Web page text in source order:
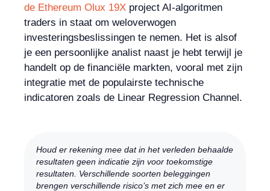
de Ethereum Olux 19X project AI-algoritmen
traders in staat om weloverwogen
investeringsbeslissingen te nemen. Het is alsof
je een persoonlijke analist naast je hebt terwijl je
handelt op de financiële markten, vooral met zijn
integratie met de populairste technische
indicatoren zoals de Linear Regression Channel.
Houd er rekening mee dat in het verleden behaalde
resultaten geen indicatie zijn voor toekomstige
resultaten. Verschillende soorten beleggingen
brengen verschillende risico’s met zich mee en er